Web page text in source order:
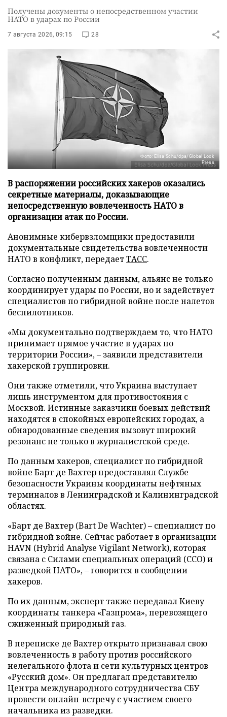
Получены документы о непосредственном участии
НАТО в ударах по России
7 августа 2026, 09:15 28
Фото: Elisa Schu/dpa/Global Look
Press
В распоряжении российских хакеров оказались
секретные материалы, доказывающие
непосредственную вовлеченность НАТО в
организации атак по России.
Анонимные кибервзломщики предоставили
документальные свидетельства вовлеченности
НАТО в конфликт, передаетТАСС.
Согласно полученным данным, альянс не только
координирует удары по России, но и задействует
специалистов по гибридной войне после налетов
беспилотников.
«Мы документально подтверждаем то, что НАТО
принимает прямое участие в ударах по
территории России», – заявили представители
хакерской группировки.
Они также отметили, что Украина выступает
лишь инструментом для противостояния с
Москвой. Истинные заказчики боевых действий
находятся в спокойных европейских городах, а
обнародованные сведения вызовут широкий
резонанс не только в журналистской среде.
По данным хакеров, специалист по гибридной
войне Барт де Вахтер предоставлял Службе
безопасности Украины координаты нефтяных
терминалов в Ленинградской и Калининградской
областях.
«Барт де Вахтер (Bart De Wachter) – специалист по
гибридной войне. Сейчас работает в организации
HAVN (Hybrid Analyse Vigilant Network), которая
связана с Силами специальных операций (ССО) и
разведкой НАТО», – говорится в сообщении
хакеров.
По их данным, эксперт также передавал Киеву
координаты танкера «Газпрома», перевозящего
сжиженный природный газ.
В переписке де Вахтер открыто признавал свою
вовлеченность в работу против российского
нелегального флота и сети культурных центров
«Русский дом». Он предлагал представителю
Центра международного сотрудничества СБУ
провести онлайн-встречу с участием своего
начальника из разведки.